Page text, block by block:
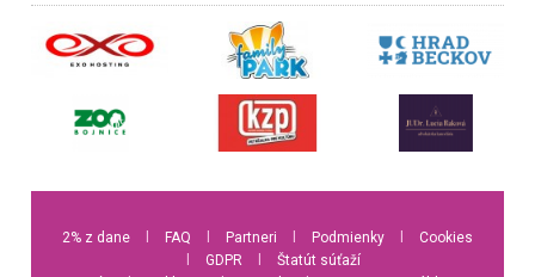
2% z dane FAQ Partneri Podmienky
Cookies
GDPR
Štatút súťaží